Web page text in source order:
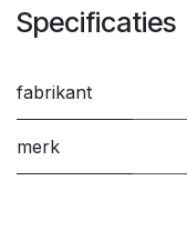
Specificaties
fabrikant
merk